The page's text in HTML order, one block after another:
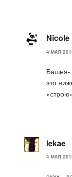
Nicole
4 МАЯ
Башня-
это
lekae
4 МАЯ